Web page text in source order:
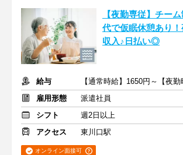
【夜勤専従】チー
代で仮眠休憩あり
収入♪日払い◎
給与
雇用形態
派遣社員
シフト
週2日以上
アクセス
東川口駅
オンライン面接可